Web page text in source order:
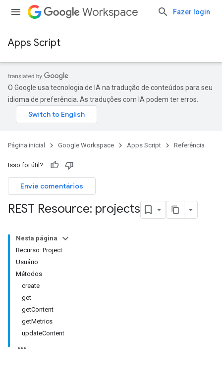
Workspace Fazer login
Apps Script
O Google usa tecnologia de IA na tradução de conteúdos para seu
idioma de preferência. As traduções com IA podem ter erros.
Página inicial Google Workspace Apps Script Referência
Isso foi útil?
Envie comentários
REST Resource: projects
Nesta página
Recurso: Project
Usuário
Métodos
create
get
getContent
getMetrics
updateContent